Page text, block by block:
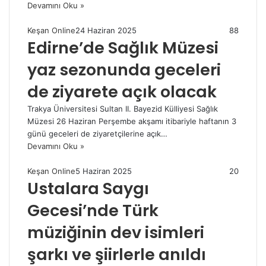
Devamını Oku »
Keşan Online24 Haziran 2025 88
Edirne’de Sağlık Müzesi
yaz sezonunda geceleri
de ziyarete açık olacak
Trakya Üniversitesi Sultan II. Bayezid Külliyesi Sağlık
Müzesi 26 Haziran Perşembe akşamı itibariyle haftanın 3
günü geceleri de ziyaretçilerine açık…
Devamını Oku »
Keşan Online5 Haziran 2025 20
Ustalara Saygı
Gecesi’nde Türk
müziğinin dev isimleri
şarkı ve şiirlerle anıldı